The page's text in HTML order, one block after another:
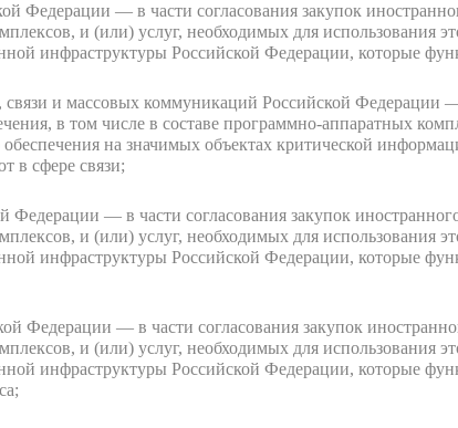
Федерации — в части согласования закупок
и (или) услуг, необходимых для использования
инфраструктуры Российской Федерации, которые
и массовых коммуникаций Российской Федерации —
в том числе в составе программно-аппаратных
на значимых объектах критической
в сфере связи;
Федерации — в части согласования закупок
и (или) услуг, необходимых для использования
инфраструктуры Российской Федерации, которые
Федерации — в части согласования закупок
и (или) услуг, необходимых для использования
инфраструктуры Российской Федерации, которые